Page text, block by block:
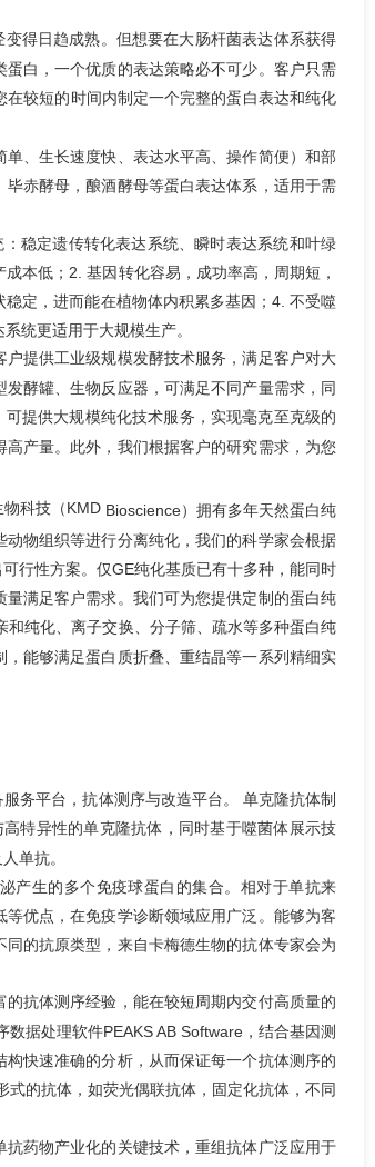
得日趋成熟。但想要在大肠杆菌表达体系获得
白，一个优质的表达策略必不可少。客户只需
较短的时间内制定一个完整的蛋白表达和纯化
单、生长速度快、表达水平高、操作简便）和部
毕赤酵母，酿酒酵母等蛋白表达体系，适用于需
稳定遗传转化表达系统、瞬时表达系统和叶绿
本低；2. 基因转化容易，成功率高，周期短，
定，进而能在植物体内积累多基因；4. 不受噬
统更适用于大规模生产。
户提供工业级规模发酵技术服务 ，满足客户对大
酵罐、生物反应器，可满足不同产量需求，同
提供大规模纯化技术服务，实现毫克至克级的
产量。此外，我们根据客户的研究需求，为您
科技（KMD Bioscience） 拥有多年天然蛋白纯
动物组织等进行分离纯化 ，我们的科学家会根据
行性方案。仅GE纯化基质已有十多种，能同时
满足客户需求。我们可为您提供定制的蛋白纯
纯化、离子交换、分子筛、疏水等多种蛋白纯
能够满足蛋白质折叠、重结晶等一系列精细实
服务平台 ，抗体测序与改造平台。 单克隆抗体制
特异性的单克隆抗体，同时基于噬菌体展示技
单抗。
产生的多个免疫球蛋白的集合。相对于单抗来
优点，在免疫学诊断领域应用广泛。 能够为客
的抗原类型，来自卡梅德生物的抗体专家会为
抗体测序经验，能在较短周期内交付高质量的
据处理软件PEAKS AB Software，结合基因测
快速准确的分析，从而保证每一个抗体测序的
的抗体，如荧光偶联抗体，固定化抗体，不同
抗药物产业化的关键技术，重组抗体广泛应用于